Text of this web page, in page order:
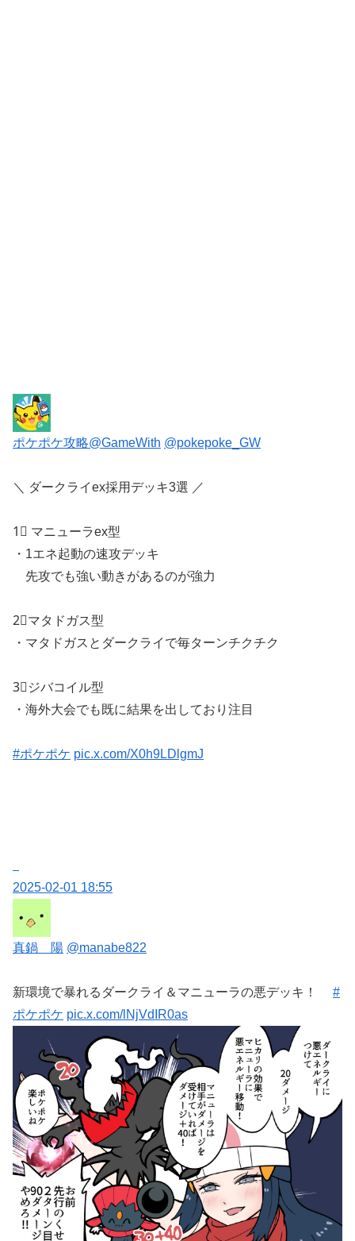
ポケポケ攻略@GameWith @pokepoke_GW
＼ ダークライex採用デッキ3選 ／
1⃣ マニューラex型
・1エネ起動の速攻デッキ
先攻でも強い動きがあるのが強力
2⃣マタドガス型
・マタドガスとダークライで毎ターンチクチク
3⃣ジバコイル型
・海外大会でも既に結果を出しており注目
#ポケポケ pic.x.com/X0h9LDlgmJ
2025-02-01 18:55
真鍋 陽 @manabe822
新環境で暴れるダークライ＆マニューラの悪デッキ！ #
ポケポケ pic.x.com/lNjVdIR0as